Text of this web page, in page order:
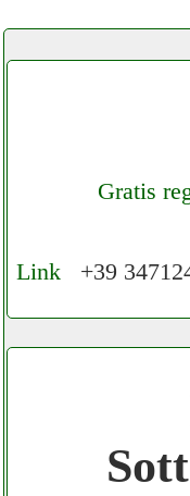
Gratis
Cerchiamo
Mese
Gratis
Link +39